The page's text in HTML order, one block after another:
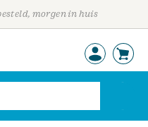
morgen in huis